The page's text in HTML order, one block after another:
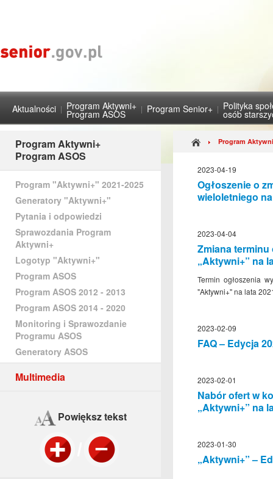
Aktualności Program Aktywni+
Program ASOS Program Senior+ Polityka
osób
Program Aktywni+
Program ASOS
Program "Aktywni+" 2021-2025
Generatory "Aktywni+"
Pytania i odpowiedzi
Sprawozdania Program
Aktywni+
Logotyp "Aktywni+"
Program ASOS
Program ASOS 2012 - 2013
Program ASOS 2014 - 2020
Monitoring i Sprawozdanie
Programu ASOS
Generatory ASOS
Multimedia
Powiększ tekst
Program
2023-04-19
Ogłoszenie o
wieloletniego
2023-04-04
Zmiana
„Aktywni+” na
Termin ogłoszenia
"Aktywni+" na lata
2023-02-09
FAQ – Edycja
2023-02-01
Nabór ofert w
„Aktywni+” na
2023-01-30
„Aktywni+” –